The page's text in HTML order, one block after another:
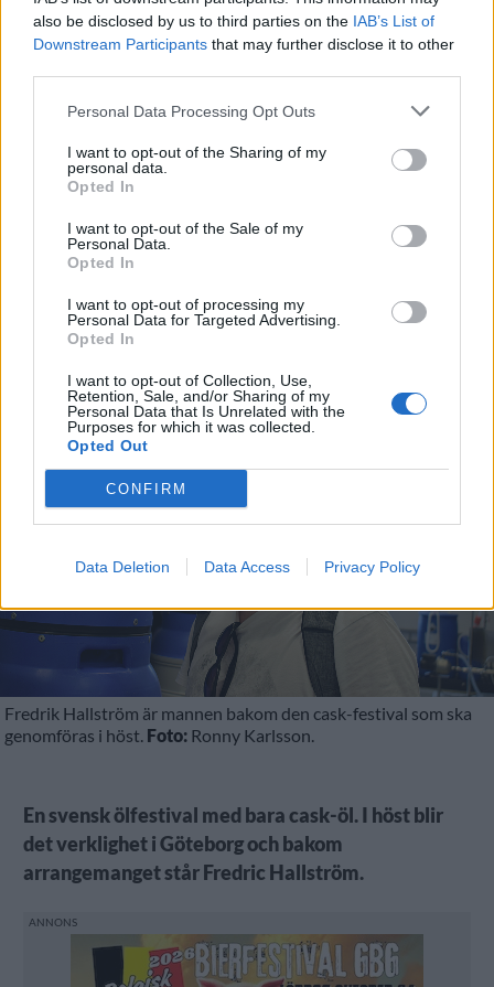
also be disclosed by us to third parties on the IAB’s List of
Downstream Participants that may further disclose it to other
Personal Data Processing Opt Outs
I want to opt-out of the Sharing of my
personal data.
Opted In
I want to opt-out of the Sale of my
Personal Data.
Opted In
I want to opt-out of processing my
Personal Data for Targeted Advertising.
Opted In
I want to opt-out of Collection, Use,
Retention, Sale, and/or Sharing of my
Personal Data that Is Unrelated with the
Purposes for which it was collected.
Opted Out
CONFIRM
Data Deletion Data Access Privacy Policy
Cask-öl sätts i fokus på ny
ölfestival
Publicerat 2018-06-12
UTELIV
Fredrik Hallström är mannen bakom den cask-festival som ska
genomföras i höst. Foto: Ronny Karlsson.
En svensk ölfestival med bara cask-öl. I höst blir
det verklighet i Göteborg och bakom
arrangemanget står Fredric Hallström.